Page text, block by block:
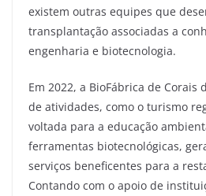
existem outras equipes que
transplantação associadas a
engenharia e biotecnologia.
Em 2022, a BioFábrica de Corais
de atividades, como o turismo
voltada para a educação
ferramentas biotecnológicas,
serviços beneficentes para a
Contando com o apoio de